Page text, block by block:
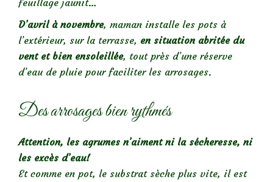
D’avril à novembre, maman installe les pots à
l’extérieur, sur la terrasse, en situation abritée du
vent et bien ensoleillée, tout près d’une réserve
d’eau de pluie pour faciliter les arrosages.
Des arrosages bien rythmés
Attention, les agrumes n’aiment ni la sécheresse, ni
les excès d’eau!
Et comme en pot, le substrat sèche plus vite, il est